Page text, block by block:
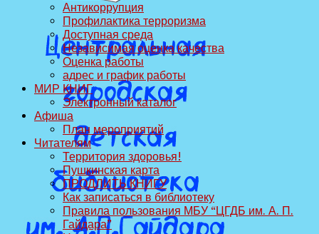
Антикоррупция
Профилактика терроризма
Доступная среда
Независимая оценка качества
Оценка работы
адрес и график работы
МИР КНИГ
Электронный каталог
Афиша
План мероприятий
Читателям
Территория здоровья!
Пушкинская карта
ПРОДЛИТЬ КНИГУ
Как записаться в библиотеку
Правила пользования МБУ “ЦГДБ им. А. П.
Гайдара”